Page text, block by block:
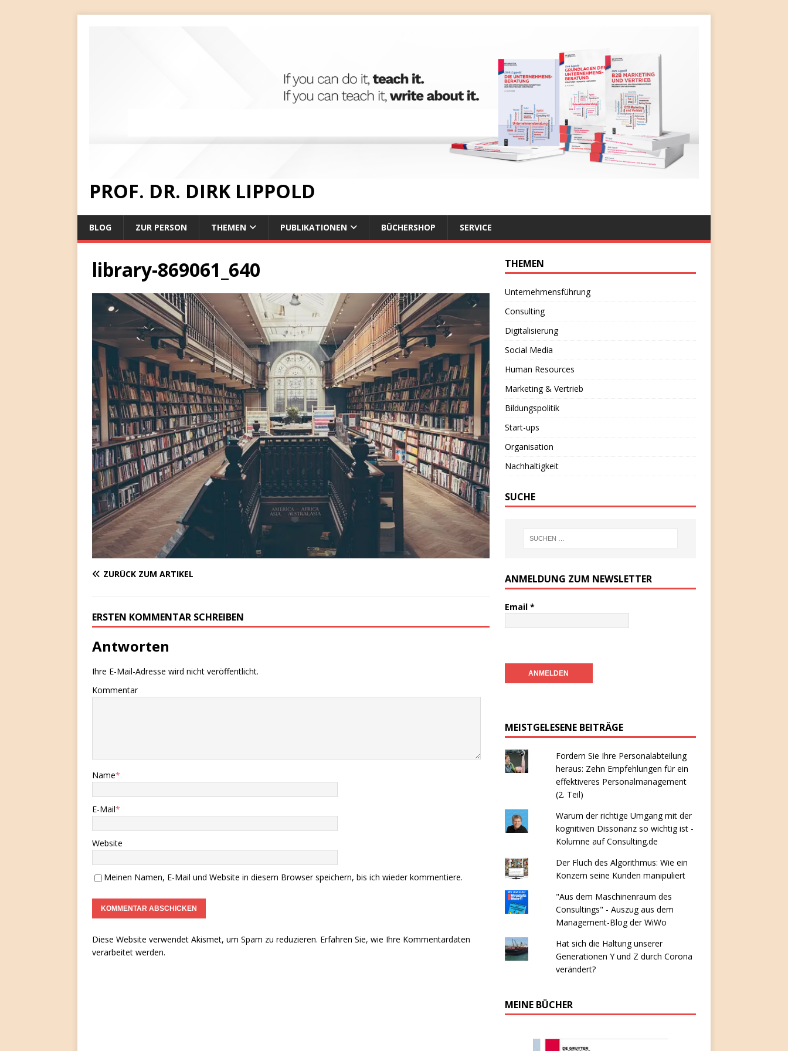
PROF. DR. DIRK LIPPOLD
BLOG ZUR PERSON THEMEN PUBLIKATIONEN BÜCHERSHOP SERVICE
library-869061_640
ZURÜCK ZUM ARTIKEL
ERSTEN KOMMENTAR SCHREIBEN
Antworten
Ihre E-Mail-Adresse wird nicht veröffentlicht.
Kommentar
Name*
E-Mail*
Website
Meinen Namen, E-Mail und Website in diesem Browser speichern, bis ich wieder kommentiere.
Diese Website verwendet Akismet, um Spam zu reduzieren. Erfahren Sie, wie Ihre Kommentardaten
verarbeitet werden.
THEMEN
Unternehmensführung
Consulting
Digitalisierung
Social Media
Human Resources
Marketing & Vertrieb
Bildungspolitik
Start-ups
Organisation
Nachhaltigkeit
SUCHE
ANMELDUNG ZUM NEWSLETTER
Email *
MEISTGELESENE BEITRÄGE
Fordern Sie Ihre Personalabteilung
heraus: Zehn Empfehlungen für ein
effektiveres Personalmanagement
(2. Teil)
Warum der richtige Umgang mit der
kognitiven Dissonanz so wichtig ist -
Kolumne auf Consulting.de
Der Fluch des Algorithmus: Wie ein
Konzern seine Kunden manipuliert
"Aus dem Maschinenraum des
Consultings" - Auszug aus dem
Management-Blog der WiWo
Hat sich die Haltung unserer
Generationen Y und Z durch Corona
verändert?
MEINE BÜCHER